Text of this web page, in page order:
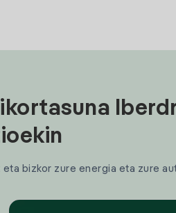
bizkor zure energia eta zure